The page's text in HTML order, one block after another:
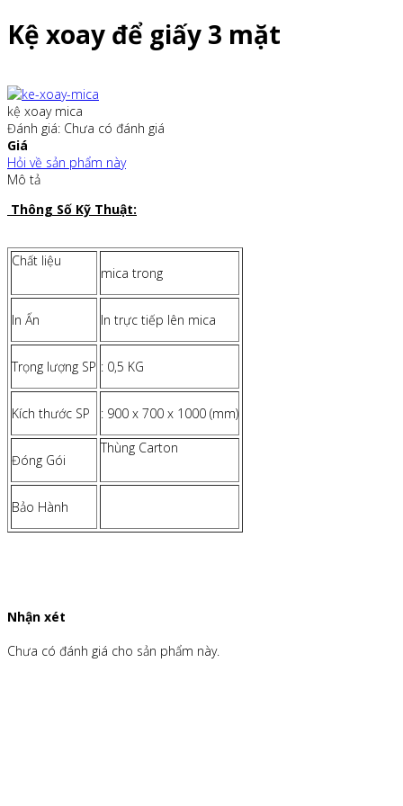
Kệ xoay để giấy 3 mặt
kệ xoay mica
Đánh giá: Chưa có đánh giá
Giá
Hỏi về sản phẩm này
Mô tả
Thông Số Kỹ Thuật:
Chất liệu
mica trong
In Ấn In trực tiếp lên mica
Trọng lượng SP : 0,5 KG
Kích thước SP : 900 x 700 x 1000 (mm)
Đóng Gói
Thùng Carton
Bảo Hành
Nhận xét
Chưa có đánh giá cho sản phẩm này.